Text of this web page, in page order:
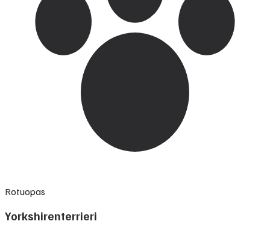
Rotuopas
Yorkshirenterrieri